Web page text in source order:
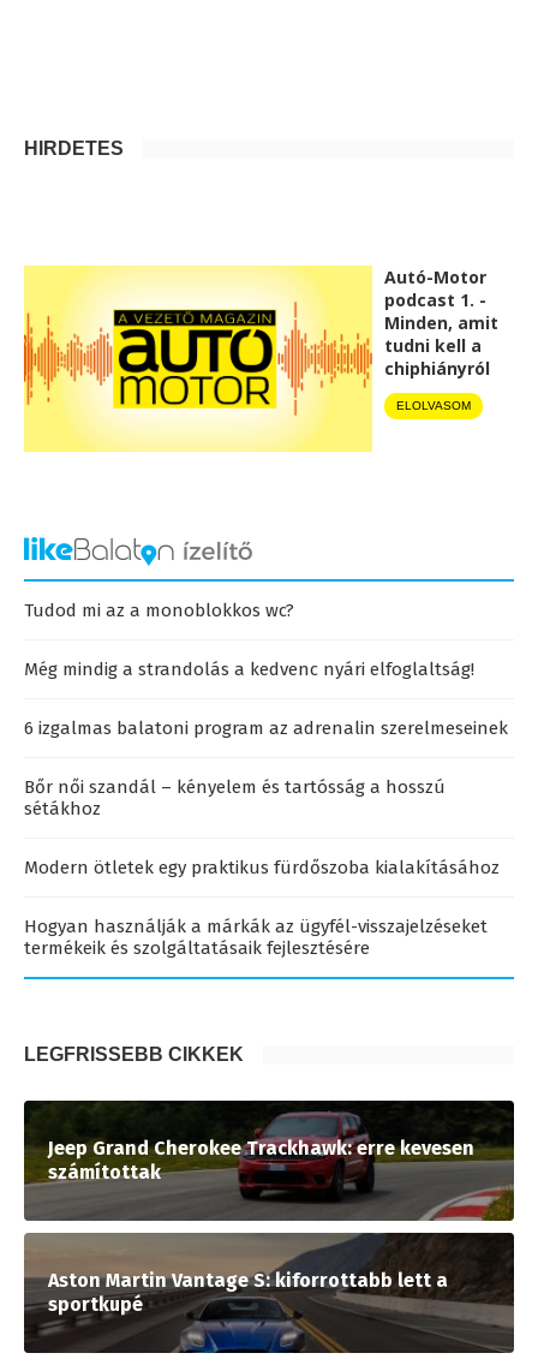
HIRDETÉS
Autó-Motor
podcast 1. -
Minden, amit
tudni kell a
chiphiányról
ELOLVASOM
Tudod mi az a monoblokkos wc?
Még mindig a strandolás a kedvenc nyári elfoglaltság!
6 izgalmas balatoni program az adrenalin szerelmeseinek
Bőr női szandál – kényelem és tartósság a hosszú
sétákhoz
Modern ötletek egy praktikus fürdőszoba kialakításához
Hogyan használják a márkák az ügyfél-visszajelzéseket
termékeik és szolgáltatásaik fejlesztésére
LEGFRISSEBB CIKKEK
Jeep Grand Cherokee Trackhawk: erre kevesen
számítottak
Aston Martin Vantage S: kiforrottabb lett a
sportkupé